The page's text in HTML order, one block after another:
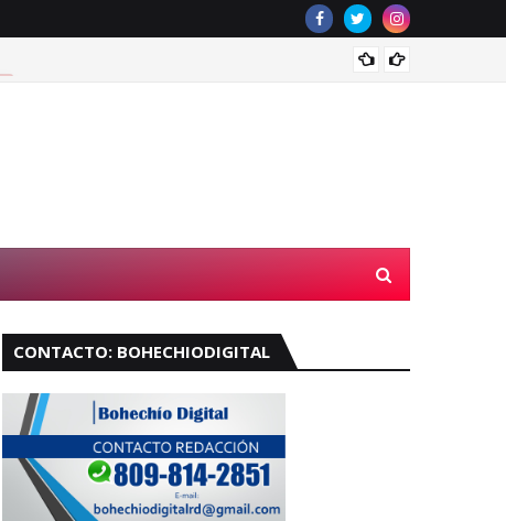
CONTACTO: BOHECHIODIGITAL